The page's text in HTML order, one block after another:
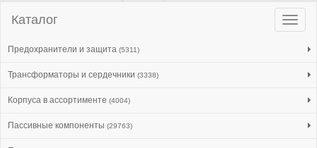
Каталог
Предохранители и защита (5311)
Трансформаторы и сердечники (3338)
Корпуса в ассортименте (4004)
Пассивные компоненты (29763)